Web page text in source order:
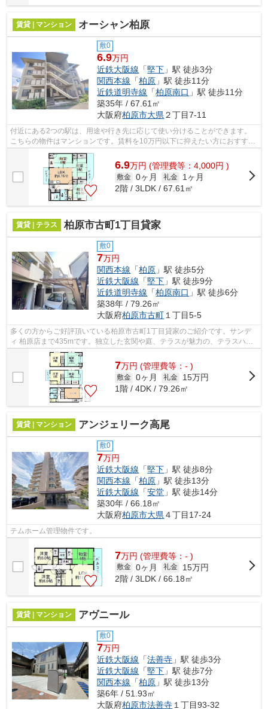
賃貸 | マンション オーシャン柏原
敷0
6.9万円
近鉄大阪線 「堅下 」駅 徒歩3分
関西本線 「柏原 」駅 徒歩11分
近鉄道明寺線 「柏原南口 」駅 徒歩11分
築35年 / 67.61㎡
大阪府柏原市大県 ２丁目7-11
付近にある2つの駅は、用途や行き先に応じて使い分けることができます。
こちらの物件はマンションです。賃料を10万円以下に抑えたい方におすすめ
です。「オーシャン柏原」の物件情報を...
6.9万円 (管理費等：4,000円 )
敷金 0ヶ月 礼金
1ヶ月
2階 / 3LDK / 67.61㎡
賃貸 | テラス 柏原市古町1丁目貸家
敷0
7万円
関西本線 「柏原 」駅 徒歩5分
近鉄大阪線 「堅下 」駅 徒歩9分
近鉄道明寺線 「柏原南口 」駅 徒歩6分
築38年 / 79.26㎡
大阪府柏原市古町 １丁目5-5
多くの方からご好評頂いている柏原市古町1丁目貸家のご紹介です。サンデ
ィ 柏原店まで435mです。独立した玄関や庭、テラスが魅力の、テラスハウ
スとなっています。物件の近くに駅が2つ...
7万円 (管理費等：- )
敷金 0ヶ月 礼金
15万円
1階 / 4DK / 79.26㎡
賃貸 | マンション アンジェリーク高尾
敷0
7万円
近鉄大阪線 「堅下 」駅 徒歩8分
関西本線 「柏原 」駅 徒歩13分
近鉄大阪線 「安堂 」駅 徒歩14分
築30年 / 66.18㎡
大阪府柏原市大県４丁目17-24
テムホーム管理物件です。
7万円 (管理費等：- )
敷金 0ヶ月 礼金
15万円
2階 / 3LDK / 66.18㎡
賃貸 | マンション アヴニール
敷0
7万円
近鉄大阪線 「法善寺 」駅 徒歩3分
近鉄大阪線 「堅下 」駅 徒歩7分
関西本線 「柏原 」駅 徒歩13分
築6年 / 51.93㎡
大阪府柏原市法善寺 １丁目93-32